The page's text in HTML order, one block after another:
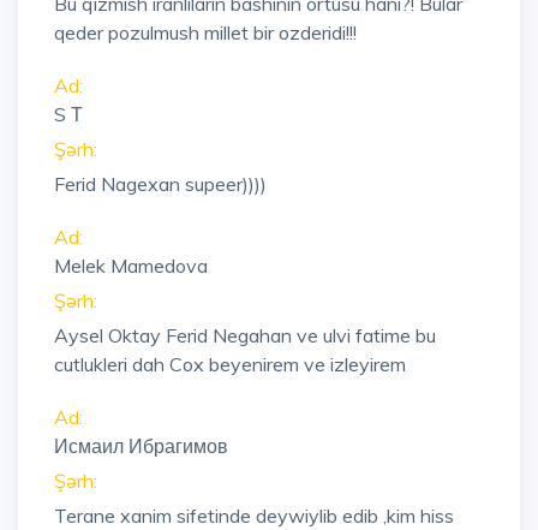
qeder pozulmush millet bir ozderidi!!!
Ad:
S Т
Şərh:
Ferid Nagexan supeer))))
Ad:
Melek Mamedova
Şərh:
Aysel Oktay Ferid Negahan ve ulvi fatime bu
cutlukleri dah Cox beyenirem ve izleyirem
Ad:
Исмаил Ибрагимов
Şərh:
Terane xanim sifetinde deywiylib edib ,kim hiss